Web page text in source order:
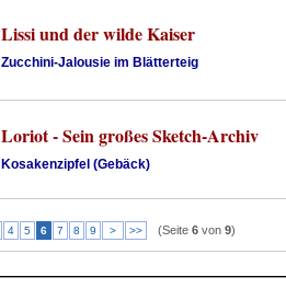
Lissi und der wilde Kaiser
Zucchini-Jalousie im Blätterteig
Loriot - Sein großes Sketch-Archiv
Kosakenzipfel (Gebäck)
4 5 6 7 8 9 > >> (Seite 6 von 9)